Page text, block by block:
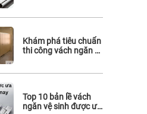
Khám phá tiêu chuẩn
thi công vách ngăn vệ
Top 10 bản lề vách
ngăn vệ sinh được ưa